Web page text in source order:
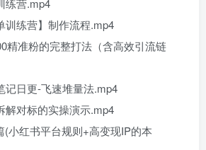
练营.mp4
训练营】制作流程.mp4
精准粉的完整打法（含高效引流链
记日更-飞速堆量法.mp4
解对标的实操演示.mp4
(小红书平台规则+高变现IP的本